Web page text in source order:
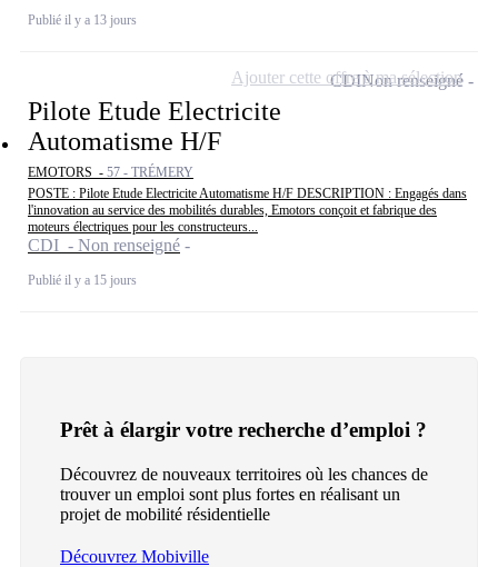
Publié il y a 13 jours
Pilote Etude Electricite
Automatisme H/F
EMOTORS - 57 - TRÉMERY
POSTE : Pilote Etude Electricite Automatisme H/F DESCRIPTION : Engagés dans
l'innovation au service des mobilités durables, Emotors conçoit et fabrique des
moteurs électriques pour les constructeurs...
CDI - Non renseigné
Publié il y a 15 jours
CDINon renseigné
Ajouter cette offre à ma sélection
Prêt à élargir votre recherche d’emploi ?
Découvrez de nouveaux territoires où les chances de
trouver un emploi sont plus fortes en réalisant un
projet de mobilité résidentielle
Découvrez Mobiville